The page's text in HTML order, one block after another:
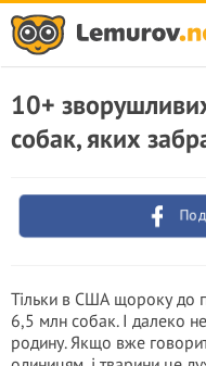
10+
собак, яких
Тільки в США щороку до
6,5 млн собак. І далеко
родину. Якщо вже